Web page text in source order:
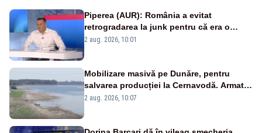
Piperea (AUR): România a evitat
retrogradarea la junk pentru că era o
catastrofă pentru bănci și fondurile de
2 aug. 2026, 10:01
Mobilizare masivă pe Dunăre, pentru
salvarea producției la Cernavodă. Armata
va detona o stâncă și va devia apa
2 aug. 2026, 10:07